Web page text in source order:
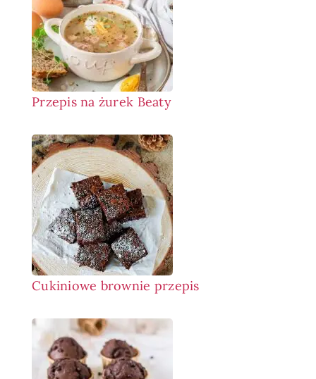
Przepis na żurek Beaty
Cukiniowe brownie przepis